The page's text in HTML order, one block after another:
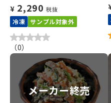
¥ 2,290 税抜
冷凍 サンプル対象外
（0）
メーカー終売